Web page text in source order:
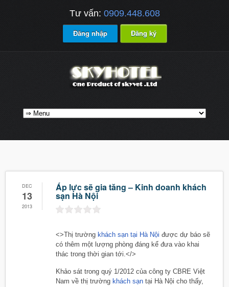
Tư vấn: 0909.448.608
Đăng nhập Đăng ký
DEC
13
2013
Áp lực sẽ gia tăng – Kinh doanh khách
sạn Hà Nội
<>Thị trường khách sạn tại Hà Nội được dự báo sẽ
có thêm một lượng phòng đáng kể đưa vào khai
thác trong thời gian tới.</>
Khảo sát trong quý 1/2012 của công ty CBRE Việt
Nam về thị trường khách sạn tại Hà Nội cho thấy,